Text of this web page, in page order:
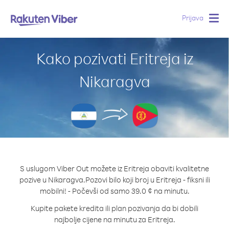
Prijava
Kako pozivati Eritreja iz
Nikaragva
S uslugom Viber Out možete iz Eritreja obaviti kvalitetne
pozive u Nikaragva.Pozovi bilo koji broj u Eritreja - fiksni ili
mobilni! - Počevši od samo 39.0 ¢ na minutu.
Kupite pakete kredita ili plan pozivanja da bi dobili
najbolje cijene na minutu za Eritreja.